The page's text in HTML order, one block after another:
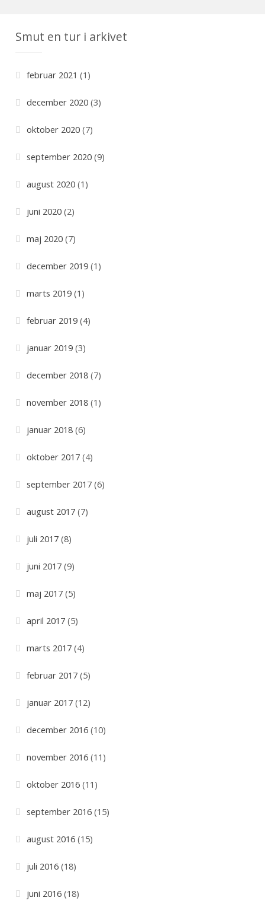
g
i
r
Smut en tur i arkivet
februar 2021 (1)
december 2020(3)
oktober 2020(7)
september 2020(9)
august 2020(1)
juni 2020(2)
maj 2020(7)
december 2019(1)
marts 2019(1)
februar 2019(4)
januar 2019(3)
december 2018(7)
november 2018(1)
januar 2018(6)
oktober 2017(4)
september 2017(6)
august 2017(7)
juli 2017(8)
juni 2017(9)
maj 2017(5)
april 2017(5)
marts 2017(4)
februar 2017(5)
januar 2017(12)
december 2016(10)
november 2016(11)
oktober 2016(11)
september 2016(15)
august 2016(15)
juli 2016(18)
juni 2016(18)